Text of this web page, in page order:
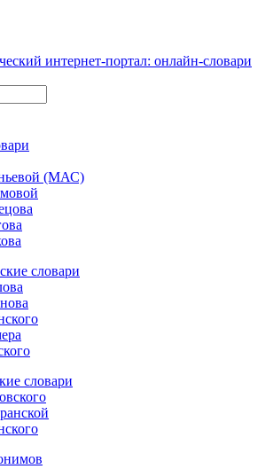
интернет-портал: онлайн-словари
(МАС)
словари
словари